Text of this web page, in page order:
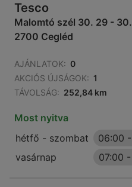
Tesco
Malomtó szél 30. 29 - 30.
2700 Cegléd
AJÁNLATOK: 0
AKCIÓS ÚJSÁGOK: 1
TÁVOLSÁG: 252,84 km
Most nyitva
hétfő - szombat
06:00 -
vasárnap
07:00 -